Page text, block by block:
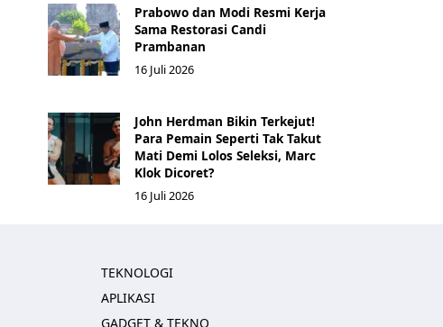
Prabowo dan Modi Resmi Kerja
Sama Restorasi Candi
Prambanan
16 Juli 2026
John Herdman Bikin Terkejut!
Para Pemain Seperti Tak Takut
Mati Demi Lolos Seleksi, Marc
Klok Dicoret?
16 Juli 2026
TEKNOLOGI
APLIKASI
GADGET & TEKNO